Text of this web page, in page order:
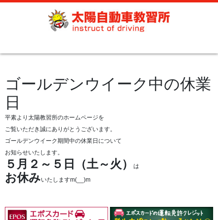
ゴールデンウイーク中の休業
日
平素より太陽教習所のホームページを
ご覧いただき誠にありがとうございます。
ゴールデンウイーク期間中の休業日について
お知らせいたします。
５月２～５日（土～火） は
お休みいたしますm(__)m